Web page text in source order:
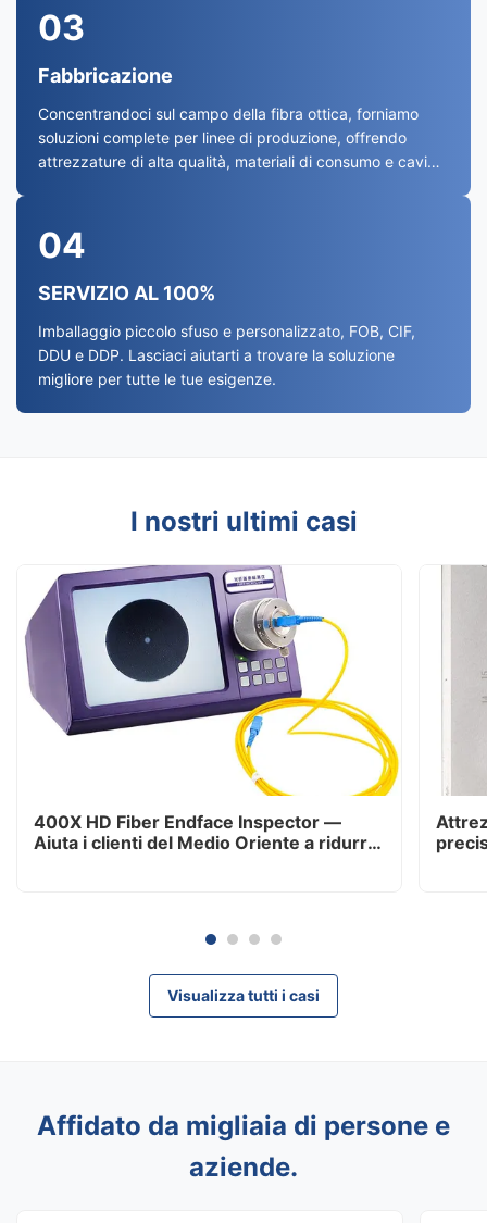
03
Fabbricazione
Concentrandoci sul campo della fibra ottica, forniamo
soluzioni complete per linee di produzione, offrendo
attrezzature di alta qualità, materiali di consumo e cavi
04
SERVIZIO AL 100%
Imballaggio piccolo sfuso e personalizzato, FOB, CIF,
DDU e DDP. Lasciaci aiutarti a trovare la soluzione
migliore per tutte le tue esigenze.
I nostri ultimi casi
400X HD Fiber Endface Inspector —
Aiuta i clienti del Medio Oriente a ridurre
Visualizza tutti i casi
Affidato da migliaia di persone e
aziende.